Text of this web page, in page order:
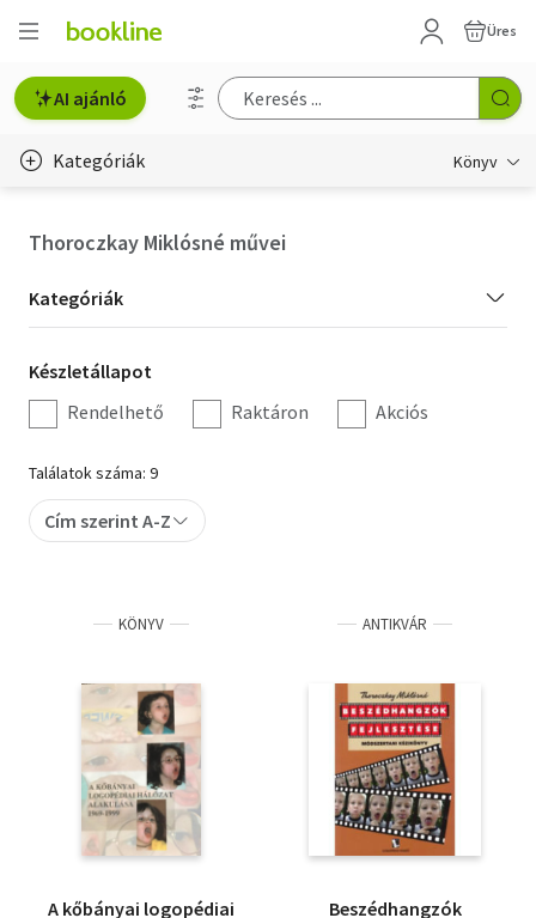
Üres
AI ajánló
Kategóriák Könyv
Hobbi, szabadidő
Irodalom
Művészet
Szakkönyv
Tankönyv, segédkönyv
Társadalomtudomány
Természettudomány
Történelem
Thoroczkay Miklósné művei
Kategória
szűrés
Kategóriák
Készletállapot
szűrés
Készletállapot
Rendelhető
Raktáron Akciós
Találatok száma: 9
Cím szerint A-Z
KÖNYV
A kőbányai logopédiai
ANTIKVÁR
Beszédhangzók